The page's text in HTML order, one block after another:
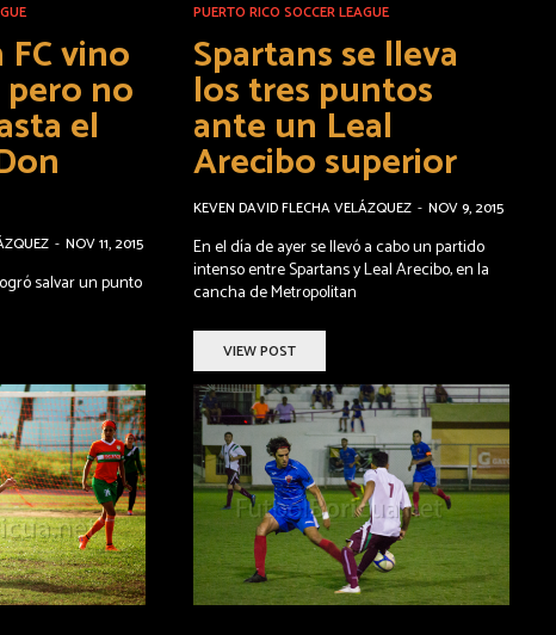
vino
no
el
- NOV 11, 2015
salvar un punto
PUERTO RICO SOCCER LEAGUE
Spartans se lleva
los tres puntos
ante un Leal
Arecibo superior
KEVEN DAVID FLECHA VELÁZQUEZ - NOV 9, 2015
En el día de ayer se llevó a cabo un partido
intenso entre Spartans y Leal Arecibo, en la
cancha de Metropolitan
VIEW POST